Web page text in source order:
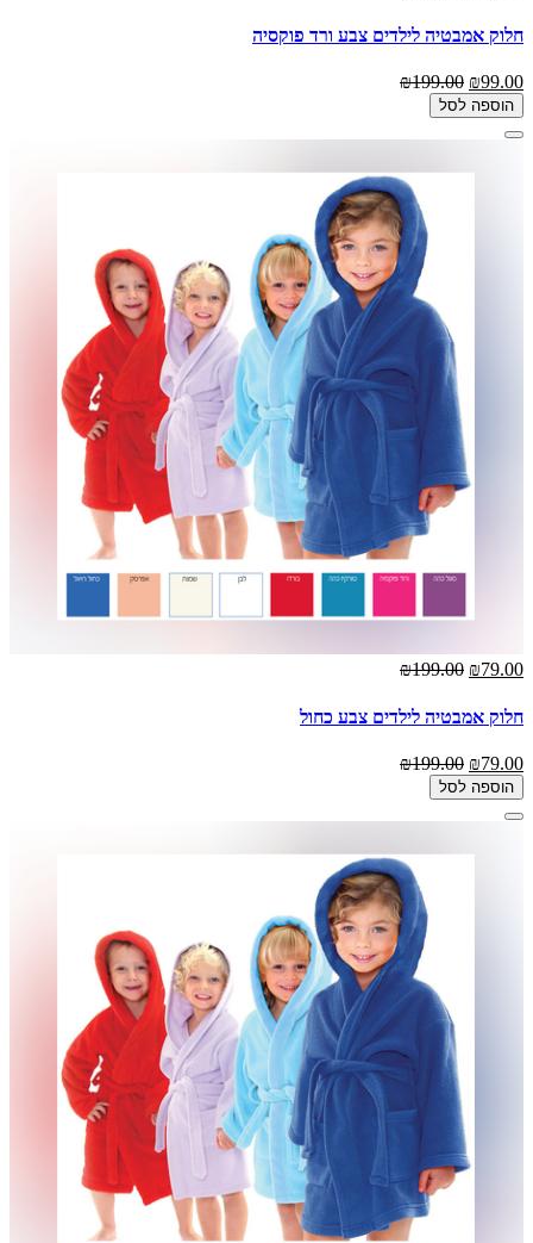
חלוק אמבטיה לילדים צבע ורד פוקסיה
₪99.00
₪199.00
הוספה לסל
₪79.00
₪199.00
חלוק אמבטיה לילדים צבע כחול
₪79.00
₪199.00
הוספה לסל